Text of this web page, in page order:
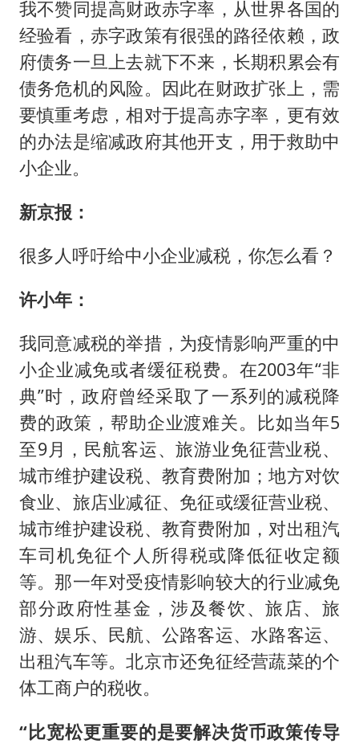
我不赞同提高财政赤字率，从世界各国的
经验看，赤字政策有很强的路径依赖，政
府债务一旦上去就下不来，长期积累会有
债务危机的风险。因此在财政扩张上，需
要慎重考虑，相对于提高赤字率，更有效
的办法是缩减政府其他开支，用于救助中
小企业。
新京报：
很多人呼吁给中小企业减税，你怎么看？
许小年：
我同意减税的举措，为疫情影响严重的中
小企业减免或者缓征税费。在2003年“非
典”时，政府曾经采取了一系列的减税降
费的政策，帮助企业渡难关。比如当年5
至9月，民航客运、旅游业免征营业税、
城市维护建设税、教育费附加；地方对饮
食业、旅店业减征、免征或缓征营业税、
城市维护建设税、教育费附加，对出租汽
车司机免征个人所得税或降低征收定额
等。那一年对受疫情影响较大的行业减免
部分政府性基金，涉及餐饮、旅店、旅
游、娱乐、民航、公路客运、水路客运、
出租汽车等。北京市还免征经营蔬菜的个
体工商户的税收。
“比宽松更重要的是要解决货币政策传导